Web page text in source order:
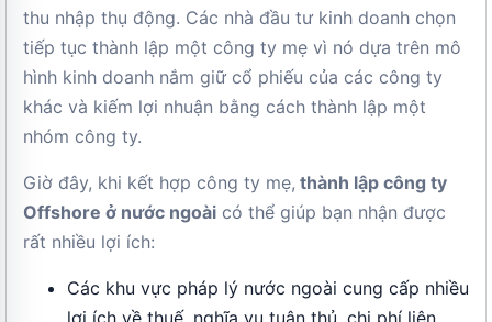
thu nhập thụ động. Các nhà đầu tư kinh doanh chọn
tiếp tục thành lập một công ty mẹ vì nó dựa trên mô
hình kinh doanh nắm giữ cổ phiếu của các công ty
khác và kiếm lợi nhuận bằng cách thành lập một
nhóm công ty.
Giờ đây, khi kết hợp công ty mẹ, thành lập công ty
Offshore ở nước ngoài có thể giúp bạn nhận được
rất nhiều lợi ích:
Các khu vực pháp lý nước ngoài cung cấp nhiều
lợi ích về thuế, nghĩa vụ tuân thủ, chi phí liên